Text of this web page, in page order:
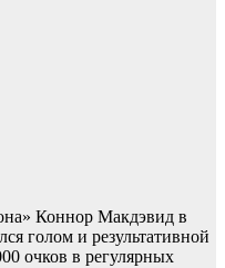
Коннор Макдэвид в
голом и результативной
очков в регулярных